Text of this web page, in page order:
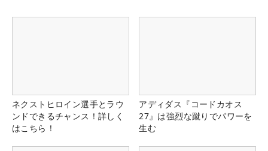
ネクストヒロイン選手とラウ
ンドできるチャンス！詳しく
はこちら！
アディダス『コードカオス
27』は強烈な蹴りでパワーを
生む